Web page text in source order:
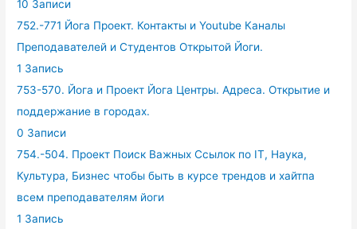
10 Записи
752.-771 Йога Проект. Контакты и Youtube Каналы
Преподавателей и Студентов Открытой Йоги.
1 Запись
753-570. Йога и Проект Йога Центры. Адреса. Открытие и
поддержание в городах.
0 Записи
754.-504. Проект Поиск Важных Ссылок по IT, Наука,
Культура, Бизнес чтобы быть в курсе трендов и хайтпа
всем преподавателям йоги
1 Запись